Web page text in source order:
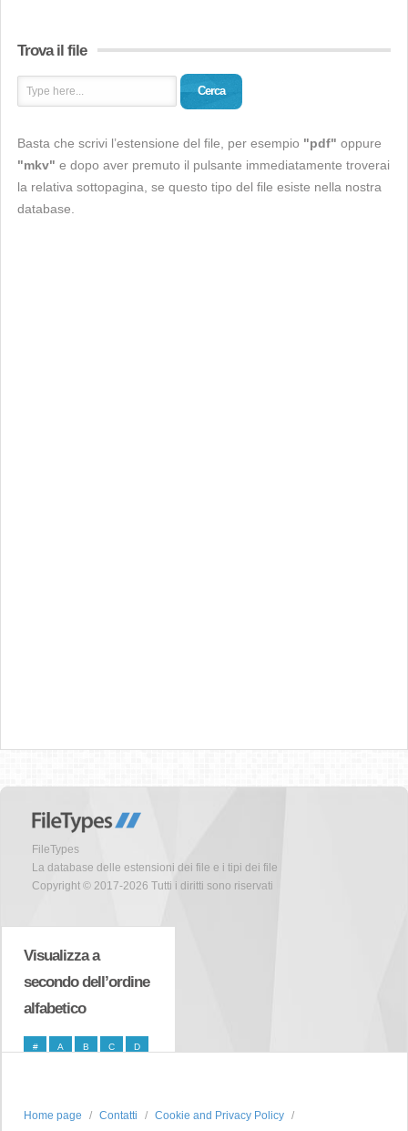
Trova il file
Cerca
Basta che scrivi l’estensione del file, per esempio "pdf" oppure
"mkv" e dopo aver premuto il pulsante immediatamente troverai
la relativa sottopagina, se questo tipo del file esiste nella nostra
database.
FileTypes
La database delle estensioni dei file e i tipi dei file
Copyright © 2017-2026 Tutti i diritti sono riservati
Visualizza a
secondo dell’ordine
alfabetico
# A B C D
Home page Contatti Cookie and Privacy Policy